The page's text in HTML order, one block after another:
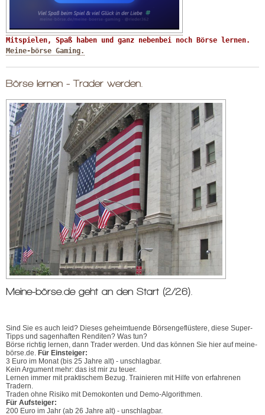
Meine-börse Gaming.
Börse lernen - Trader werden.
Meine-börse.de geht an den Start (2/26).
Sind Sie es auch leid? Dieses geheimtuende Börsengeflüstere, diese Super-
Tipps und sagenhaften Renditen? Was tun?
Börse richtig lernen, dann Trader werden. Und das können Sie hier auf meine-
börse.de. Für Einsteiger:
3 Euro im Monat (bis 25 Jahre alt) - unschlagbar.
Kein Argument mehr: das ist mir zu teuer.
Lernen immer mit praktischem Bezug. Trainieren mit Hilfe von erfahrenen
Tradern.
Traden ohne Risiko mit Demokonten und Demo-Algorithmen.
Für Aufsteiger:
200 Euro im Jahr (ab 26 Jahre alt) - unschlagbar.